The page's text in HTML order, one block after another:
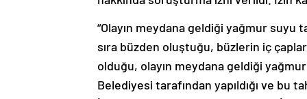
“Olayın meydana geldiği yağmur
sıra büzden oluştuğu, büzlerin iç
olduğu, olayın meydana geldiği
Belediyesi tarafından yapıldığı ve bu